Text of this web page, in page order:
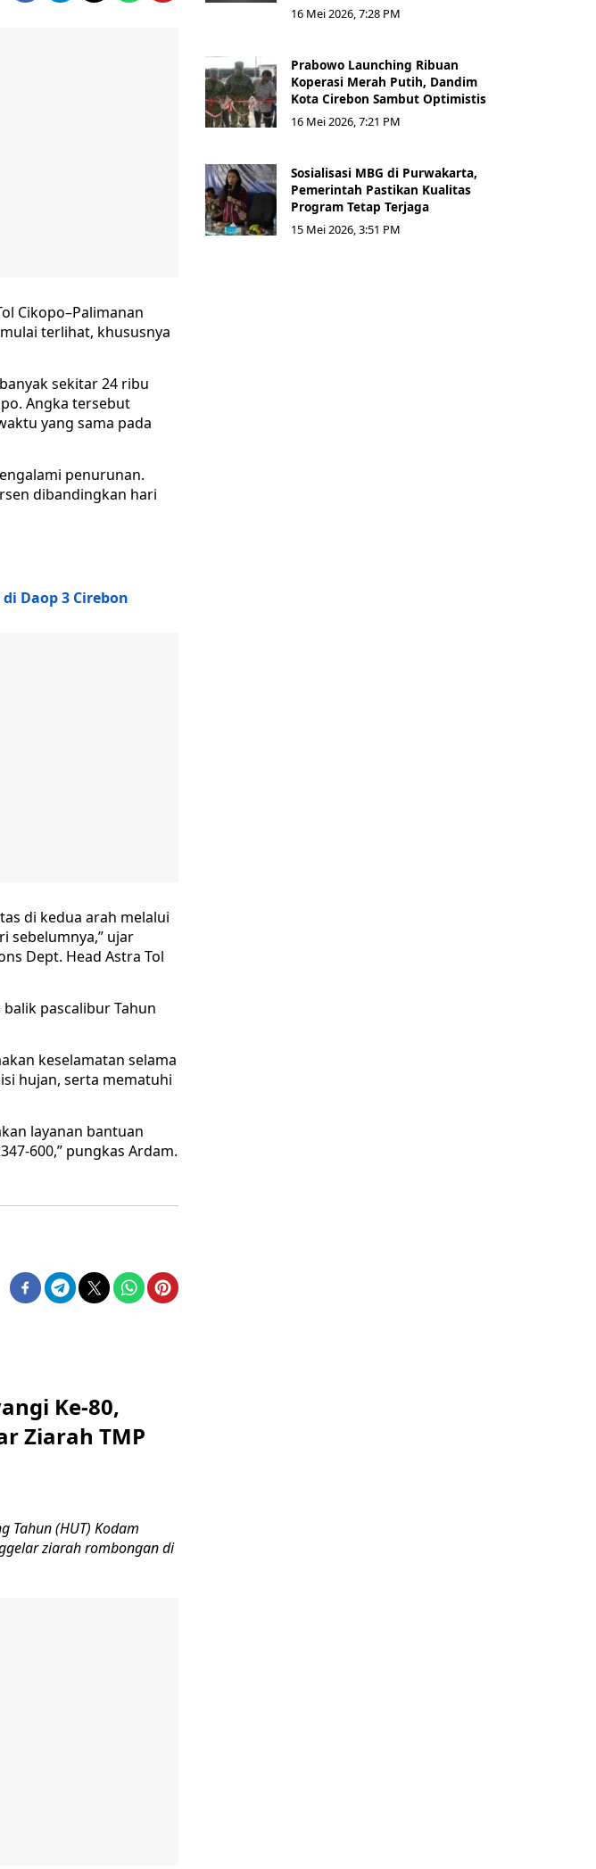
Cikopo–Palimanan
terlihat, khususnya
sekitar 24 ribu
Angka tersebut
yang sama pada
penurunan.
dibandingkan hari
Daop 3 Cirebon
di kedua arah melalui
sebelumnya,” ujar
Dept. Head Astra Tol
pascalibur Tahun
keselamatan selama
hujan, serta mematuhi
layanan bantuan
600,” pungkas Ardam.
16 Mei 2026, 7:28 PM
Prabowo Launching Ribuan
Koperasi Merah Putih, Dandim
Kota Cirebon Sambut Optimistis
16 Mei 2026, 7:21 PM
Sosialisasi MBG di Purwakarta,
Pemerintah Pastikan Kualitas
Program Tetap Terjaga
15 Mei 2026, 3:51 PM
Ke-80,
Ziarah TMP
Tahun (HUT) Kodam
ziarah rombongan di